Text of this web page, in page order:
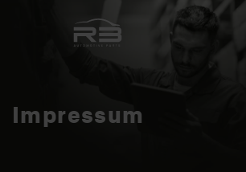
Impressum